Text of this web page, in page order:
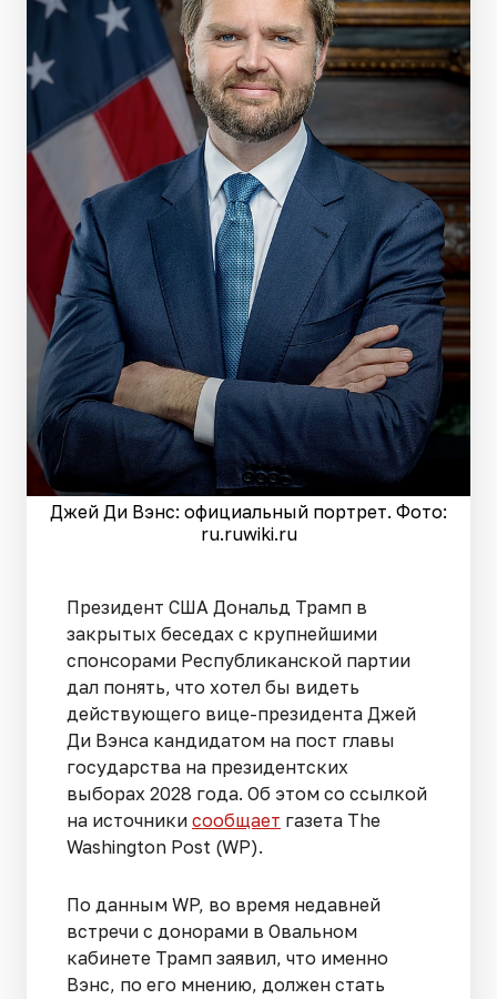
Джей Ди Вэнс: официальный портрет. Фото:
ru.ruwiki.ru
Президент США Дональд Трамп в
закрытых беседах с крупнейшими
спонсорами Республиканской партии
дал понять, что хотел бы видеть
действующего вице-президента Джей
Ди Вэнса кандидатом на пост главы
государства на президентских
выборах 2028 года. Об этом со ссылкой
на источники сообщает газета The
Washington Post (WP).
По данным WP, во время недавней
встречи с донорами в Овальном
кабинете Трамп заявил, что именно
Вэнс, по его мнению, должен стать